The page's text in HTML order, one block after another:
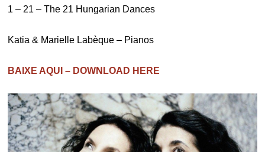
1 – 21 – The 21 Hungarian Dances
Katia & Marielle Labèque – Pianos
BAIXE AQUI – DOWNLOAD HERE